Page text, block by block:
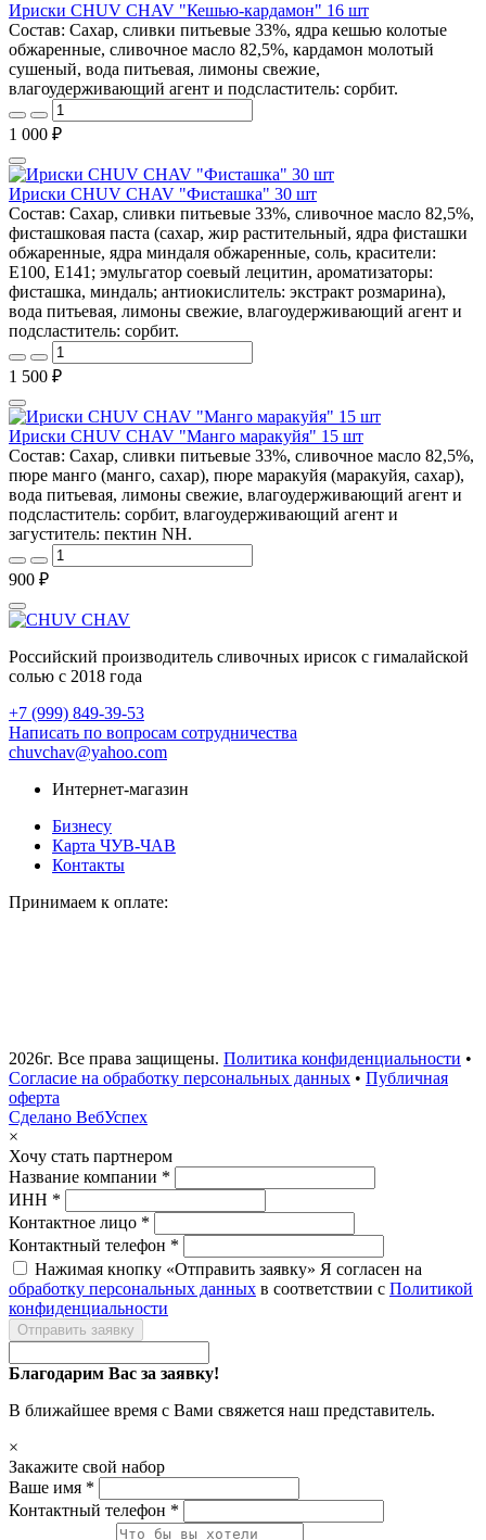
Ириски CHUV CHAV "Кешью-кардамон" 16 шт
Состав: Сахар, сливки питьевые 33%, ядра кешью колотые
обжаренные, сливочное масло 82,5%, кардамон молотый
сушеный, вода питьевая, лимоны свежие,
влагоудерживающий агент и подсластитель: сорбит.
1 000 ₽
Ириски CHUV CHAV "Фисташка" 30 шт
Состав: Сахар, сливки питьевые 33%, сливочное масло 82,5%,
фисташковая паста (сахар, жир растительный, ядра фисташки
обжаренные, ядра миндаля обжаренные, соль, красители:
E100, E141; эмульгатор соевый лецитин, ароматизаторы:
фисташка, миндаль; антиокислитель: экстракт розмарина),
вода питьевая, лимоны свежие, влагоудерживающий агент и
подсластитель: сорбит.
1 500 ₽
Ириски CHUV CHAV "Манго маракуйя" 15 шт
Состав: Сахар, сливки питьевые 33%, сливочное масло 82,5%,
пюре манго (манго, сахар), пюре маракуйя (маракуйя, сахар),
вода питьевая, лимоны свежие, влагоудерживающий агент и
подсластитель: сорбит, влагоудерживающий агент и
загуститель: пектин NH.
900 ₽
Российский производитель сливочных ирисок с гималайской
солью с 2018 года
+7 (999) 849-39-53
Написать по вопросам сотрудничества
chuvchav@yahoo.com
Интернет-магазин
Бизнесу
Карта ЧУВ-ЧАВ
Контакты
Принимаем к оплате:
2026г. Все права защищены. Политика конфиденциальности •
Согласие на обработку персональных данных • Публичная
оферта
Сделано ВебУспех
×
Хочу стать партнером
Название компании *
ИНН *
Контактное лицо *
Контактный телефон *
Нажимая кнопку «Отправить заявку» Я согласен на
обработку персональных данных в соответствии с Политикой
конфиденциальности
Отправить заявку
Благодарим Вас за заявку!
В ближайшее время с Вами свяжется наш представитель.
×
Закажите свой набор
Ваше имя *
Контактный телефон *